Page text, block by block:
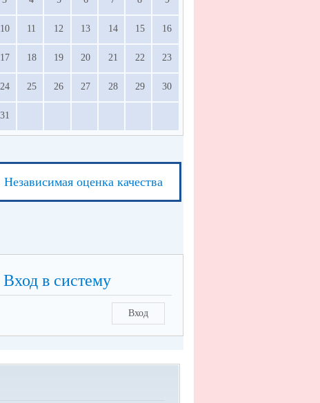
10 11 12 13 14 15 16
17 18 19 20 21 22 23
24 25 26 27 28 29 30
31
Независимая оценка качества
Вход в систему
Вход